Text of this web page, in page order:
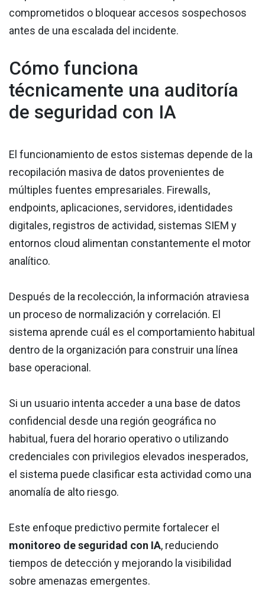
comprometidos o bloquear accesos sospechosos
antes de una escalada del incidente.
Cómo funciona
técnicamente una auditoría
de seguridad con IA
El funcionamiento de estos sistemas depende de la
recopilación masiva de datos provenientes de
múltiples fuentes empresariales. Firewalls,
endpoints, aplicaciones, servidores, identidades
digitales, registros de actividad, sistemas SIEM y
entornos cloud alimentan constantemente el motor
analítico.
Después de la recolección, la información atraviesa
un proceso de normalización y correlación. El
sistema aprende cuál es el comportamiento habitual
dentro de la organización para construir una línea
base operacional.
Si un usuario intenta acceder a una base de datos
confidencial desde una región geográfica no
habitual, fuera del horario operativo o utilizando
credenciales con privilegios elevados inesperados,
el sistema puede clasificar esta actividad como una
anomalía de alto riesgo.
Este enfoque predictivo permite fortalecer el
monitoreo de seguridad con IA, reduciendo
tiempos de detección y mejorando la visibilidad
sobre amenazas emergentes.